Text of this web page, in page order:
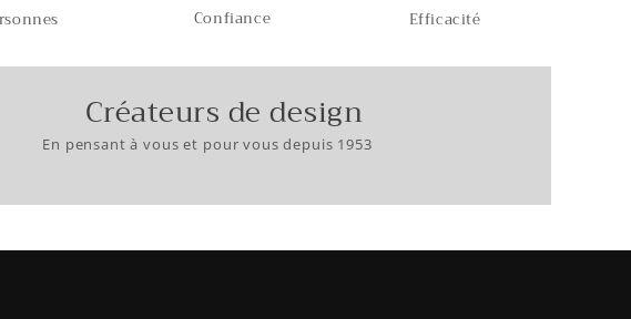
Confiance Efficacité
Créateurs de design
En pensant à vous et pour vous depuis 1953